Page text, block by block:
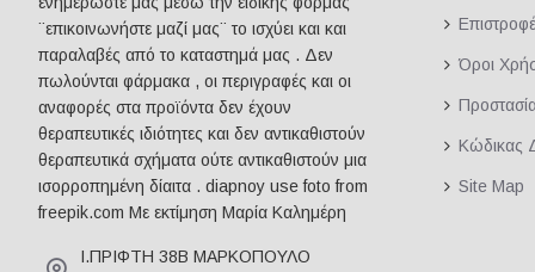
¨επικοινωνήστε μαζί μας¨ το ισχύει και και
παραλαβές από το καταστημά μας . Δεν
πωλούνται φάρμακα , οι περιγραφές και οι
αναφορές στα προϊόντα δεν έχουν
θεραπευτικές ιδιότητες και δεν αντικαθιστούν
θεραπευτικά σχήματα ούτε αντικαθιστούν μια
ισορροπημένη δίαιτα . diapnoy use foto from
freepik.com Με εκτίμηση Μαρία Καλημέρη
Ι.ΠΡΙΦΤΗ 38Β ΜΑΡΚΟΠΟΥΛΟ
Όροι
Κώδικας
Site Map